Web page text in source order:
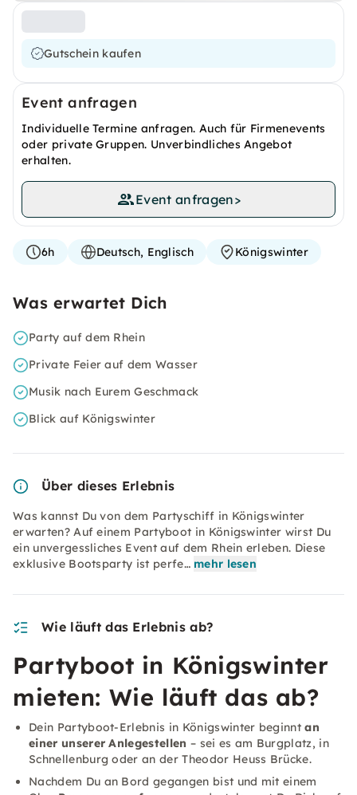
Gutschein kaufen
Event anfragen
Individuelle Termine anfragen. Auch für Firmenevents
oder private Gruppen. Unverbindliches Angebot
erhalten.
Event anfragen>
6h Deutsch, Englisch Königswinter
Was erwartet Dich
Party auf dem Rhein
Private Feier auf dem Wasser
Musik nach Eurem Geschmack
Blick auf Königswinter
Über dieses Erlebnis
Was kannst Du von dem Partyschiff in Königswinter
erwarten? Auf einem Partyboot in Königswinter wirst Du
ein unvergessliches Event auf dem Rhein erleben. Diese
exklusive Bootsparty ist perfe… mehr lesen
Wie läuft das Erlebnis ab?
Partyboot in Königswinter
mieten: Wie läuft das ab?
Dein Partyboot-Erlebnis in Königswinter beginntan
einer unserer Anlegestellen – sei es am Burgplatz, in
Schnellenburg oder an der Theodor Heuss Brücke.
Nachdem Du an Bord gegangen bist und mit einem